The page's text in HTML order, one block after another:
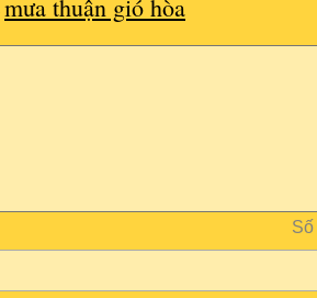
mưa thuận gió hòa